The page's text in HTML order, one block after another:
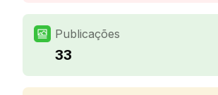
Publicações
33